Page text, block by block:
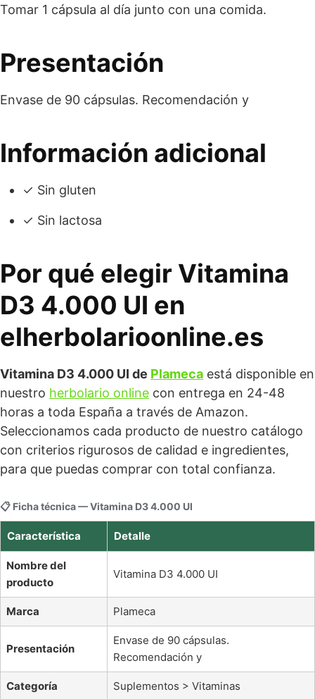
Tomar 1 cápsula al día junto con una comida.
Presentación
Envase de 90 cápsulas. Recomendación y
Información adicional
✓ Sin gluten
✓ Sin lactosa
Por qué elegir Vitamina
D3 4.000 UI en
elherbolarioonline.es
Vitamina D3 4.000 UI de Plameca está disponible en
nuestro herbolario online con entrega en 24-48
horas a toda España a través de Amazon.
Seleccionamos cada producto de nuestro catálogo
con criterios rigurosos de calidad e ingredientes,
para que puedas comprar con total confianza.
📋 Ficha técnica — Vitamina D3 4.000 UI
Característica Detalle
Nombre del
producto
Vitamina D3 4.000 UI
Marca Plameca
Presentación
Envase de 90 cápsulas.
Recomendación y
Categoría Suplementos > Vitaminas